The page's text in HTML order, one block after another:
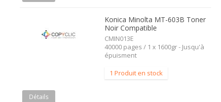
Konica Minolta MT-603B Toner
Noir Compatible
CMIN013E
40000 pages / 1 x 1600gr - Jusqu'à
épuisment
1 Produit en stock
Détails